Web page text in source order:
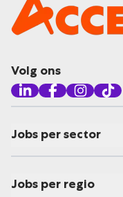
Volg ons
Jobs per sector
Jobs per regio